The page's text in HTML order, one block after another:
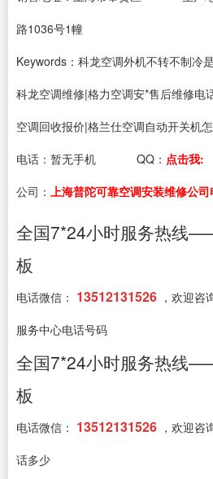
路1036号1幢
Keywords：科龙空调外机不转不制冷
科龙空调维修|格力空调安*售后维修电
空调回收报价|格兰仕空调自动开关机
电话： 暂无手机 QQ： 点击我:
公司： 上海普陀可靠空调安装维修公司
全国7*24小时服务热线
板
电话微信： 13512131526 ，欢迎咨
服务中心电话号码
全国7*24小时服务热线
板
电话微信： 13512131526 ，欢迎咨
话多少